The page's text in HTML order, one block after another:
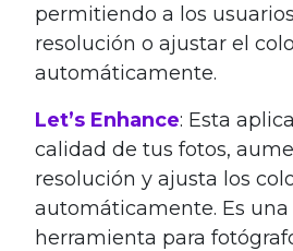
permitiendo a los
resolución o ajustar el
automáticamente.
Let’s Enhance: Esta
calidad de tus fotos,
resolución y ajusta los
automáticamente. Es
herramienta para